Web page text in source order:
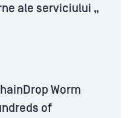
ale serviciului „
Worm
of